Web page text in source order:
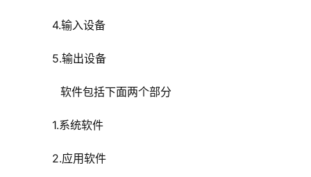
4.输入设备
5.输出设备
软件包括下面两个部分
1.系统软件
2.应用软件